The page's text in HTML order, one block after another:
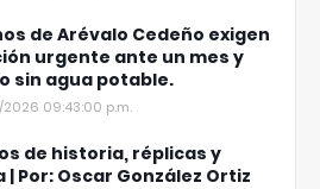
de Arévalo Cedeño exigen
urgente ante un mes y
sin agua potable.
2026 09:43:00 p.m.
de historia, réplicas y
| Por: Oscar González Ortiz